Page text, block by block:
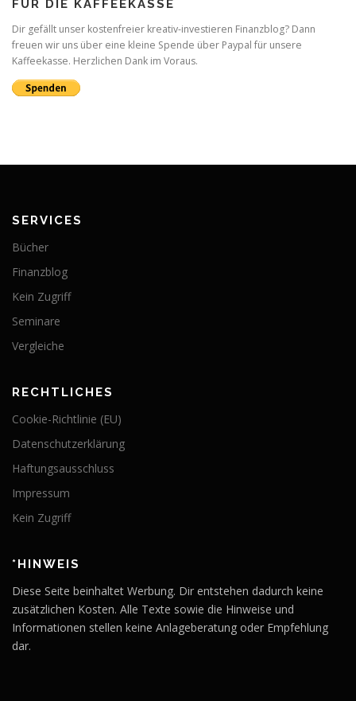
FÜR DIE KAFFEEKASSE
Dir gefällt unser kostenfreier kreativ-investieren Finanzblog? Dann
freuen wir uns über eine kleine Spende über Paypal für unsere
Kaffeekasse. Herzlichen Dank im Voraus.
SERVICES
Bücher
Finanzblog
Kein Zugriff
Seminare
Vergleiche
RECHTLICHES
Cookie-Richtlinie (EU)
Datenschutzerklärung
Haftungsausschluss
Impressum
Kein Zugriff
*HINWEIS
Diese Seite beinhaltet Werbung. Dir entstehen dadurch keine
zusätzlichen Kosten. Alle Texte sowie die Hinweise und
Informationen stellen keine Anlageberatung oder Empfehlung
dar.